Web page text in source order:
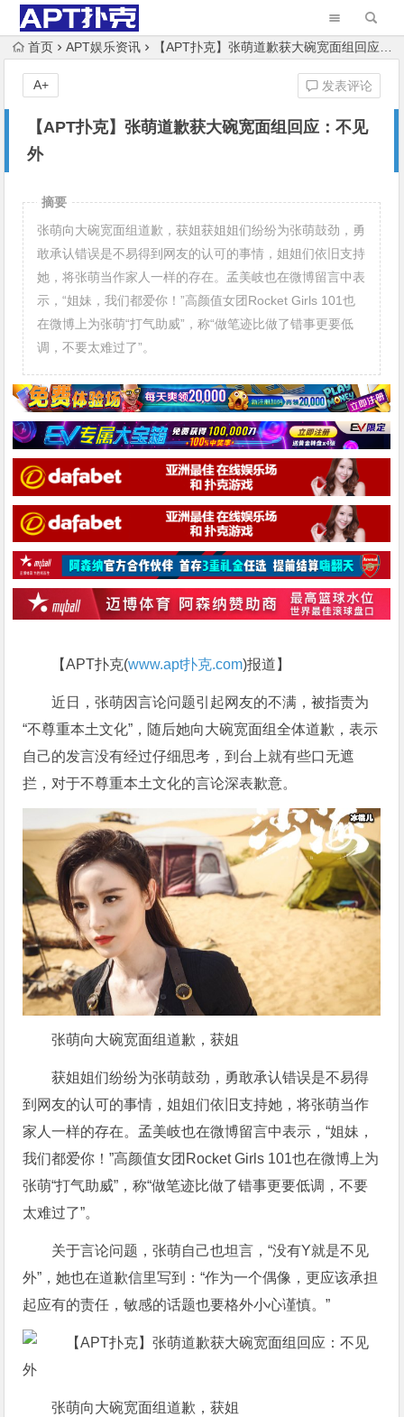
首页 APT娱乐资讯 【APT扑克】张萌道歉获大碗宽面组回应：不见外
【APT扑克】张萌道歉获大碗宽面组回应：不见
外
发表评论
A+
摘要
张萌向大碗宽面组道歉，获姐获姐姐们纷纷为张萌鼓劲，勇
敢承认错误是不易得到网友的认可的事情，姐姐们依旧支持
她，将张萌当作家人一样的存在。孟美岐也在微博留言中表
示，“姐妹，我们都爱你！”高颜值女团Rocket Girls 101也
在微博上为张萌“打气助威”，称“做笔迹比做了错事更要低
调，不要太难过了”。
【APT扑克(www.apt扑克.com)报道】
近日，张萌因言论问题引起网友的不满，被指责为
“不尊重本土文化”，随后她向大碗宽面组全体道歉，表示
自己的发言没有经过仔细思考，到台上就有些口无遮
拦，对于不尊重本土文化的言论深表歉意。
张萌向大碗宽面组道歉，获姐
获姐姐们纷纷为张萌鼓劲，勇敢承认错误是不易得
到网友的认可的事情，姐姐们依旧支持她，将张萌当作
家人一样的存在。孟美岐也在微博留言中表示，“姐妹，
我们都爱你！”高颜值女团Rocket Girls 101也在微博上为
张萌“打气助威”，称“做笔迹比做了错事更要低调，不要
太难过了”。
关于言论问题，张萌自己也坦言，“没有Y就是不见
外”，她也在道歉信里写到：“作为一个偶像，更应该承担
起应有的责任，敏感的话题也要格外小心谨慎。”
张萌向大碗宽面组道歉，获姐